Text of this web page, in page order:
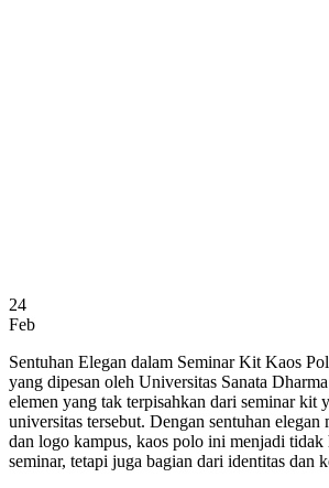
24
Feb
Sentuhan Elegan dalam Seminar Kit Kaos
yang dipesan oleh Universitas Sanata
elemen yang tak terpisahkan dari seminar kit
universitas tersebut. Dengan sentuhan
dan logo kampus, kaos polo ini menjadi tidak
seminar, tetapi juga bagian dari identitas dan